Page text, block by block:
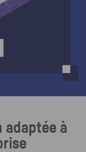
adaptée à